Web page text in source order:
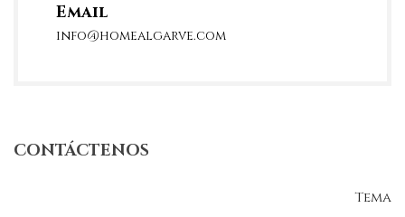
Email
info@homealgarve.com
CONTÁCTENOS
Tema